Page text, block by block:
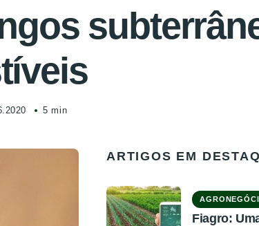
5 min
ARTIGOS EM
Fiagro: